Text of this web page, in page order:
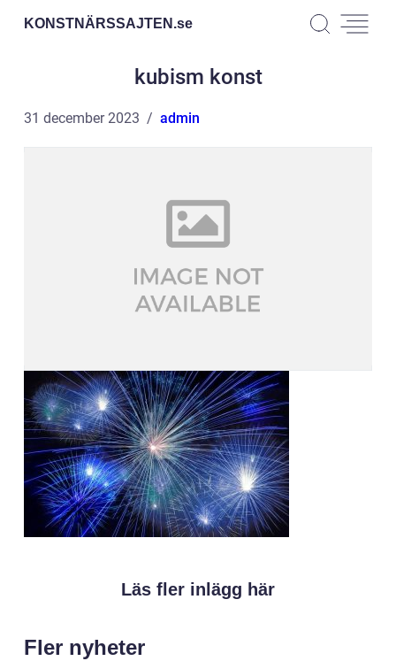
KONSTNÄRSSAJTEN.se
kubism konst
31 december 2023 admin
Läs fler inlägg här
Fler nyheter